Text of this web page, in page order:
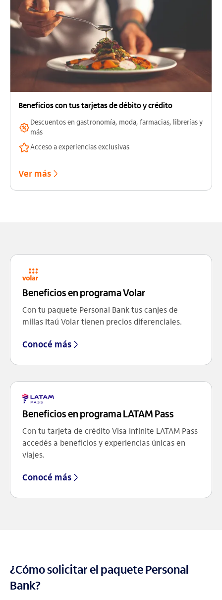
Beneficios con tus tarjetas de débito y crédito
Descuentos en gastronomía, moda, farmacias, librerías y
más
Acceso a experiencias exclusivas
Ver más
Beneficios en programa Volar
Con tu paquete Personal Bank tus canjes de
millas Itaú Volar tienen precios diferenciales.
Conocé más
Beneficios en programa LATAM Pass
Con tu tarjeta de crédito Visa Infinite LATAM Pass
accedés a beneficios y experiencias únicas en
viajes.
Conocé más
¿Cómo solicitar el paquete Personal
Bank?